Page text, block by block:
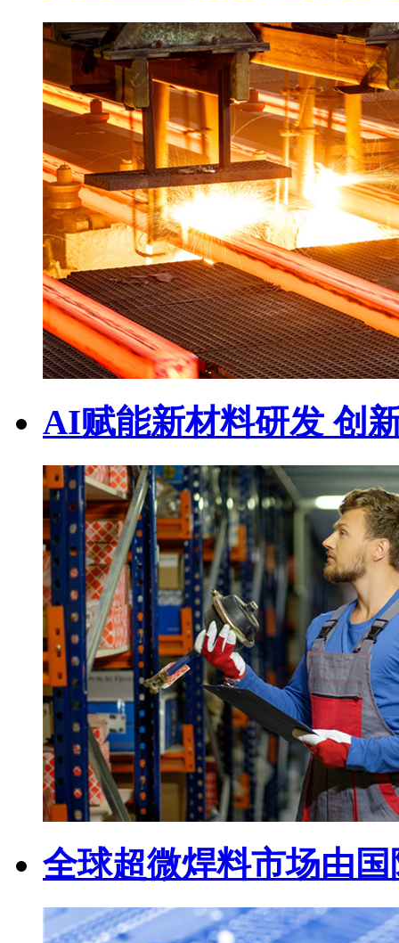
AI赋能新材料研发 创
全球超微焊料市场由